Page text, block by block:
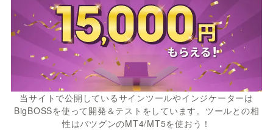
当サイトで公開しているサインツールやインジケーターは
BigBOSSを使って開発＆テストをしています。ツールとの相
性はバツグンのMT4/MT5を使おう！